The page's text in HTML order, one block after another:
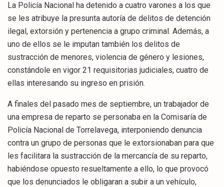
La Policía Nacional ha detenido a cuatro varones a los que
se les atribuye la presunta autoría de delitos de detención
ilegal, extorsión y pertenencia a grupo criminal. Además, a
uno de ellos se le imputan también los delitos de
sustracción de menores, violencia de género y lesiones,
constándole en vigor 21 requisitorias judiciales, cuatro de
ellas interesando su ingreso en prisión.
A finales del pasado mes de septiembre, un trabajador de
una empresa de reparto se personaba en la Comisaría de
Policía Nacional de Torrelavega, interponiendo denuncia
contra un grupo de personas que le extorsionaban para que
les facilitara la sustracción de la mercancía de su reparto,
habiéndose opuesto resueltamente a ello, lo que provocó
que los denunciados le obligaran a subir a un vehículo,